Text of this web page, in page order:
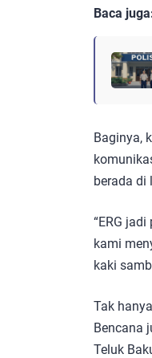
Baca
Baginya,
berada di
“ERG
kami
kaki
Tak
Bencana
Teluk